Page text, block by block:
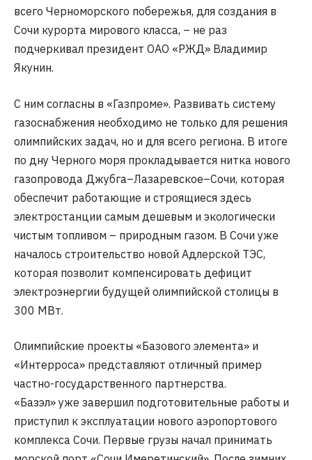
всего Черноморского побережья, для создания в
Сочи курорта мирового класса, – не раз
подчеркивал президент ОАО «РЖД» Владимир
Якунин.
С ним согласны в «Газпроме». Развивать систему
газоснабжения необходимо не только для решения
олимпийских задач, но и для всего региона. В итоге
по дну Черного моря прокладывается нитка нового
газопровода Джубга–Лазаревское–Сочи, которая
обеспечит работающие и строящиеся здесь
электростанции самым дешевым и экологически
чистым топливом – природным газом. В Сочи уже
началось строительство новой Адлерской ТЭС,
которая позволит компенсировать дефицит
электроэнергии будущей олимпийской столицы в
300 МВт.
Олимпийские проекты «Базового элемента» и
«Интерроса» представляют отличный пример
частно-государственного партнерства.
«Базэл» уже завершил подготовительные работы и
приступил к эксплуатации нового аэропортового
комплекса Сочи. Первые грузы начал принимать